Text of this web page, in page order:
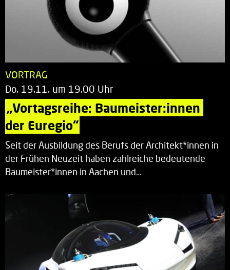
VORTRAG
Do. 19.11. um 19.00 Uhr
„Vortagsreihe: Baumeister:innen
der Euregio“
Seit der Ausbildung des Berufs der Architekt*innen in
der Frühen Neuzeit haben zahlreiche bedeutende
Baumeister*innen in Aachen und…